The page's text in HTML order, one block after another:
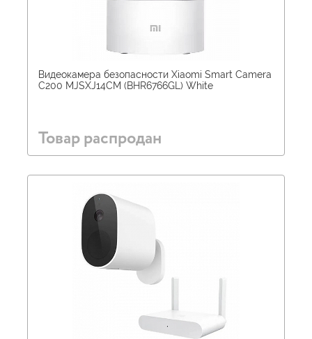
Видеокамера безопасности Xiaomi Smart Camera
C200 MJSXJ14CM (BHR6766GL) White
Товар распродан